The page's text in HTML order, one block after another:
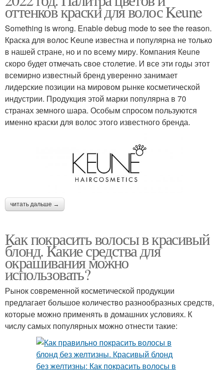
оттенков краски для волос Keune
Something is wrong. Enable debug mode to see the reason.
Краска для волос Keune известна и популярна не только
в нашей стране, но и по всему миру. Компания Кeune
скоро будет отмечать свое столетие. И все эти годы этот
всемирно известный бренд уверенно занимает
лидерские позиции на мировом рынке косметической
индустрии. Продукция этой марки популярна в 70
странах земного шара. Особым спросом пользуются
именно краски для волос этого известного бренда.
читать дальше →
Как покрасить волосы в красивый
блонд. Какие средства для
окрашивания можно
использовать?
Рынок современной косметической продукции
предлагает большое количество разнообразных средств,
которые можно применять в домашних условиях. К
числу самых популярных можно отнести такие: